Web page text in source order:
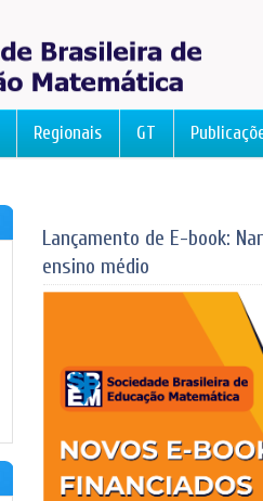
Regionais GT
Lançamento de E-book:
ensino médio